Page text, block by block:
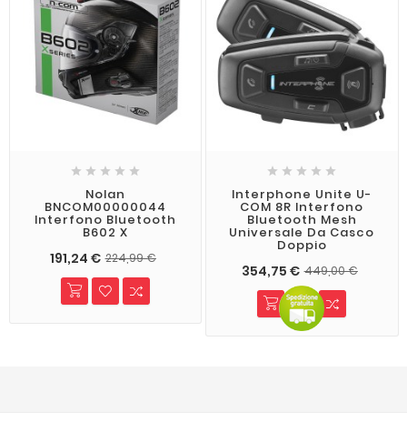
    
Nolan
BNCOM00000044
Interfono Bluetooth
B602 X
191,24 € 224,99 €
    
Interphone Unite U-
COM 8R Interfono
Bluetooth Mesh
Universale Da Casco
Doppio
354,75 € 449,00 €